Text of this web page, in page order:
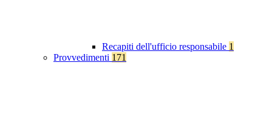
Recapiti dell'ufficio responsabile 1
Provvedimenti 171